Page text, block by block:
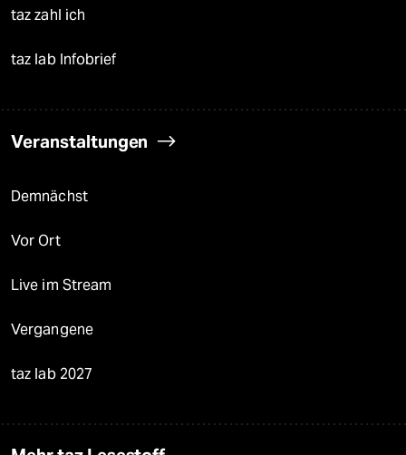
taz zahl ich
taz lab Infobrief
Veranstaltungen
Demnächst
Vor Ort
Live im Stream
Vergangene
taz lab 2027